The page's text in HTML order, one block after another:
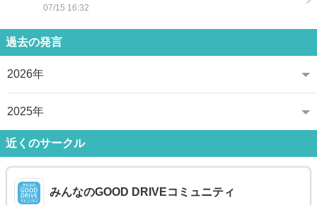
07/15 16:32
過去の発言
2026年
2025年
近くのサークル
みんなのGOOD DRIVEコミュニティ